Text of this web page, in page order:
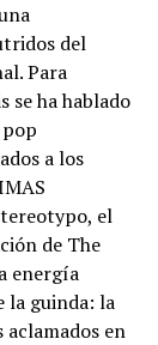
del
Para
se ha hablado
a los
el
de The
energía
la guinda: la
en